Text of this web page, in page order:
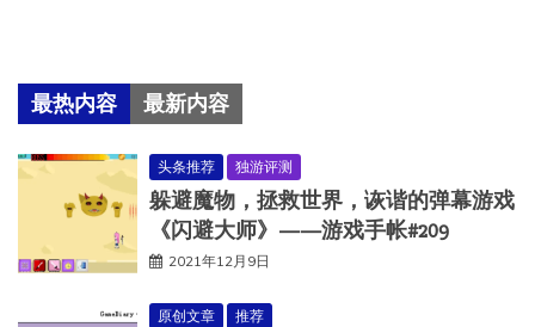
最热内容 最新内容
头条推荐 独游评测
躲避魔物，拯救世界，诙谐的弹幕游戏
《闪避大师》——游戏手帐#209
2021年12月9日
原创文章 推荐